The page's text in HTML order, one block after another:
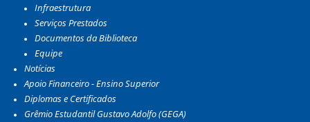
Infraestrutura
Serviços Prestados
Documentos da Biblioteca
Equipe
Notícias
Apoio Financeiro - Ensino Superior
Diplomas e Certificados
Grêmio Estudantil Gustavo Adolfo (GEGA)